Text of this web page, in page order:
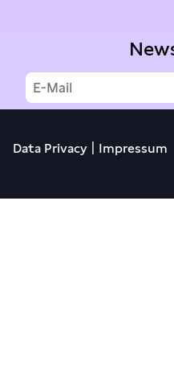
Data Privacy Impressum